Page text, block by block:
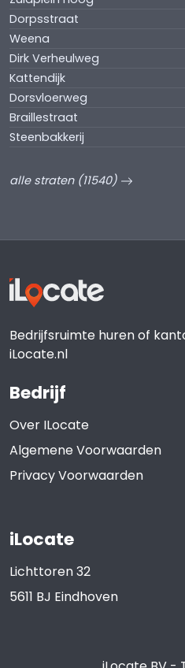
Dorpsstraat
Weena
Dirk Verheulweg
Kattendijk
Dorsvloerweg
Braillestraat
Steenbakkerij
alle straten (11540)
Bedrijfsruimte huren of
iLocate.nl
Bedrijf
Over ILocate
Algemene Voorwaarden
Privacy Voorwaarden
iLocate
Lichttoren 32
5611 BJ Eindhoven